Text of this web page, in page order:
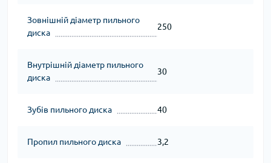
Зовнішній діаметр пильного
диска
250
Внутрішній діаметр пильного
диска
30
Зубів пильного диска 40
Пропил пильного диска 3,2